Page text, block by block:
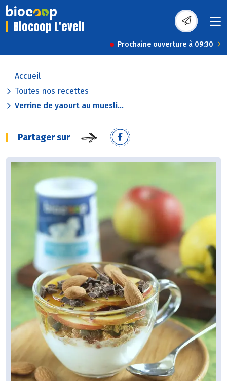
Biocoop L'eveil
Prochaine ouverture à 09:30
Accueil
Toutes nos recettes
Verrine de yaourt au muesli...
Partager sur